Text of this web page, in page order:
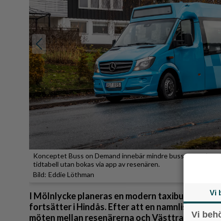
Reportage
Sport
Trafik
Konceptet Buss on Demand innebär mindre bussar som
tidtabell utan bokas via app av resenären.
Eddie Löthman
I Mölnlycke planeras en modern taxibuss
fortsätter i Hindås. Efter att en namnlista med
möten mellan resenärerna och Västtrafik för
Vi
Vi